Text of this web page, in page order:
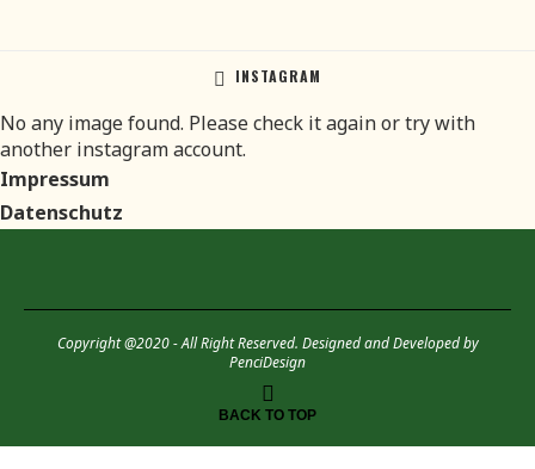
INSTAGRAM
No any image found. Please check it again or try with
another instagram account.
Impressum
Datenschutz
Copyright @2020 - All Right Reserved. Designed and Developed by
PenciDesign
BACK TO TOP